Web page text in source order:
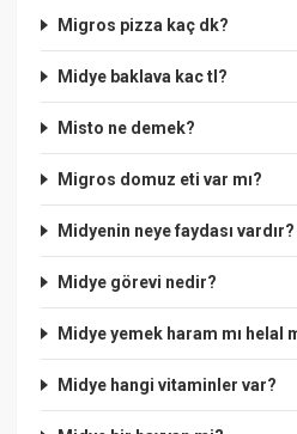
Migros pizza kaç dk?
Midye baklava kac tl?
Misto ne demek?
Migros domuz eti var mı?
Midyenin neye faydası vardır?
Midye görevi nedir?
Midye yemek haram mı helal
Midye hangi vitaminler var?